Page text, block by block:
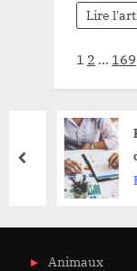
Lire
Page:
1 2 … 169
prev
Animaux